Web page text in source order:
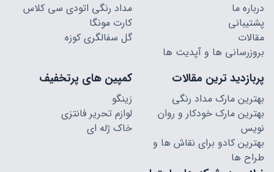
درباره ما
پشتیبانی
مقالات
بروزرسانی ها و آپدیت ها
مداد رنگی اتودی سی کلاس
کارت مونگا
گل سفالگری کوزه
پربازدید ترین مقالات
بهترین مارک مداد رنگی
بهترین مارک خودکار و روان
نویس
بهترین کادو برای نقاش ها و
طراح ها
کمپین های پرتخفیف
زینگو
لوازم تحریر فانتزی
خاک ژله ای